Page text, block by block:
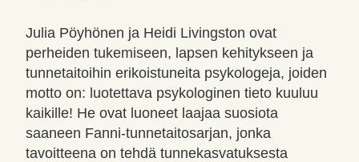
Julia Pöyhönen ja Heidi Livingston ovat
perheiden tukemiseen, lapsen kehitykseen ja
tunnetaitoihin erikoistuneita psykologeja, joiden
motto on: luotettava psykologinen tieto kuuluu
kaikille! He ovat luoneet laajaa suosiota
saaneen Fanni-tunnetaitosarjan, jonka
tavoitteena on tehdä tunnekasvatuksesta